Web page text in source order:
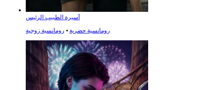
أسيرة الطبيب الرئيس
رومانسية حضرية ⦁ رومانسية زوجية